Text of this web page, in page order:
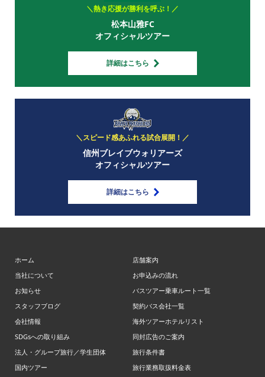
＼熱き応援が勝利を呼ぶ！／
松本山雅FC
オフィシャルツアー
詳細はこちら
＼スピード感あふれる試合展開！／
信州ブレイブウォリアーズ
オフィシャルツアー
詳細はこちら
ホーム
当社について
お知らせ
スタッフブログ
会社情報
SDGsへの取り組み
法人・グループ旅行／学生団体
国内ツアー
店舗案内
お申込みの流れ
バスツアー乗車ルート一覧
契約バス会社一覧
海外ツアーホテルリスト
同封広告のご案内
旅行条件書
旅行業務取扱料金表